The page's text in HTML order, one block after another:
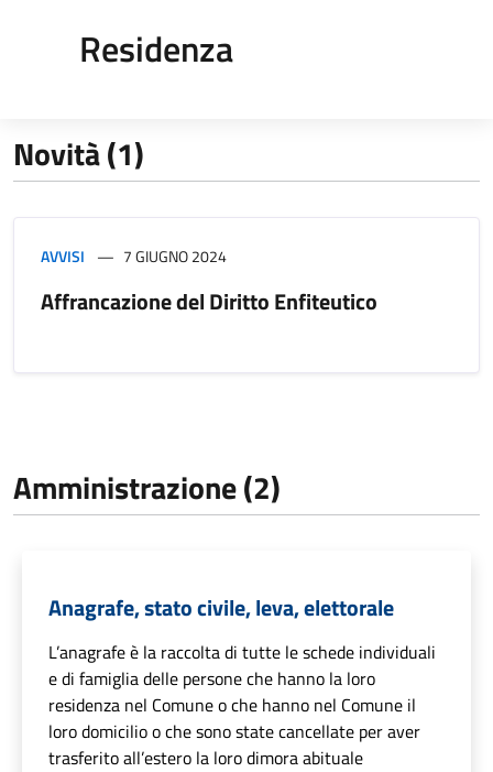
Residenza
Novità (1)
AVVISI 7 GIUGNO 2024
Affrancazione del Diritto Enfiteutico
Amministrazione (2)
Anagrafe, stato civile, leva, elettorale
L’anagrafe è la raccolta di tutte le schede individuali
e di famiglia delle persone che hanno la loro
residenza nel Comune o che hanno nel Comune il
loro domicilio o che sono state cancellate per aver
trasferito all’estero la loro dimora abituale